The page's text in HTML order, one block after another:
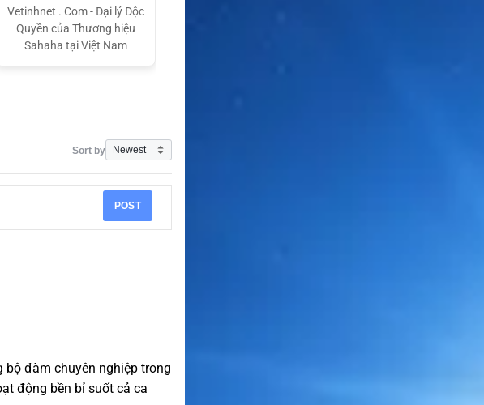
Sahaha
Vetinhnet . Com - Đại lý Độc
Quyền của Thương hiệu
Sahaha tại Việt Nam
Sort by
POST
đàm chuyên nghiệp trong
động bền bỉ suốt cả ca